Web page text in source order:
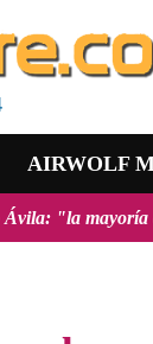
AIRWOLF
incendios